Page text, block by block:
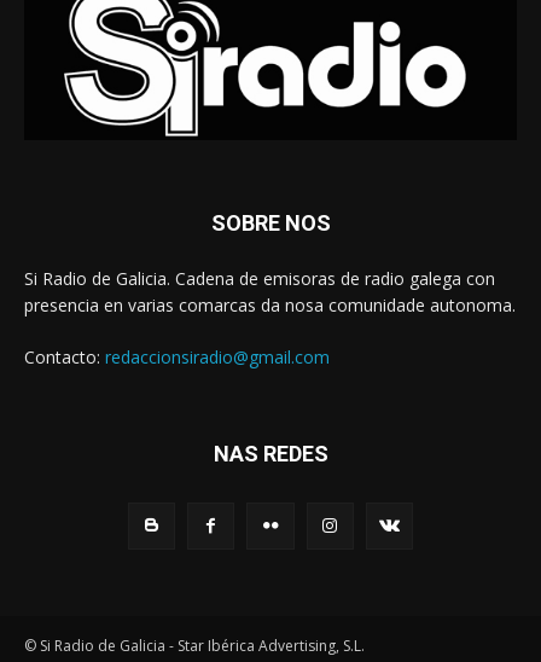
SOBRE NOS
Si Radio de Galicia. Cadena de emisoras de radio galega con
presencia en varias comarcas da nosa comunidade autonoma.
Contacto: redaccionsiradio@gmail.com
NAS REDES
© Si Radio de Galicia - Star Ibérica Advertising, S.L.